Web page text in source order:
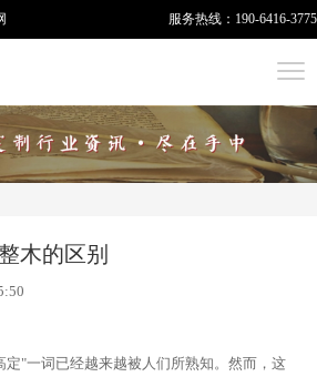
服务热线： 190-6416-3775
木的区别
定"一词已经越来越被人们所熟知。然而，这